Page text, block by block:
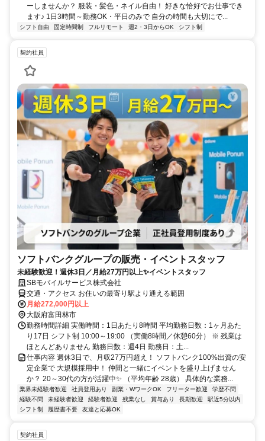
ーしませんか？ 服装・髪色・ネイル自由！ 好きな恰好でお仕事でき
ます♪ 1日3時間～勤務OK・平日のみで 自分の時間も大切にで...
シフト自由 固定時間制 フルリモート 週2・3日からOK シフト制
契約社員
ソフトバンクグループの販売・イベントスタッフ
未経験歓迎！週休3日／月給27万円以上✨イベントスタッフ
SBモバイルサービス株式会社
交通・アクセス お住いの最寄り駅より通える範囲
月給272,000円以上
大阪府富田林市
勤務時間詳細 実働時間：1日あたり8時間 平均勤務日数：1ヶ月あた
り17日 シフト制 10:00～19:00 （実働8時間／休憩60分） ※ 残業は
ほとんどありません 勤務日数：週4日 勤務日：土...
仕事内容 週休3日で、月収27万円超え！ ソフトバンク100%出資の安
定企業で 大規模採用中！ 仲間と一緒にイベントを盛り上げません
か？ 20～30代の方が活躍中✨ （平均年齢 28歳） 具体的な業務...
業界未経験者歓迎 社員登用あり 副業・WワークOK フリーター歓迎
学歴不問
経験不問
未経験者歓迎 経験者歓迎 残業なし 賞与あり 長期歓迎
駅近5分以内
シフト制
履歴書不要 友達と応募OK
契約社員